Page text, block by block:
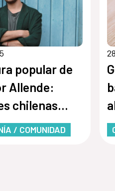
popular de
Allende:
chilenas
IA situada
/ COMUNIDAD